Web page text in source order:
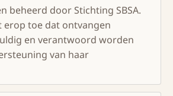
beheerd door Stichting SBSA.
erop toe dat ontvangen
en verantwoord worden
van haar